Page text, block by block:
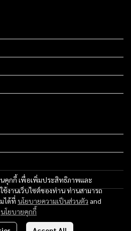
นคุกกี้ เพื่อเพิ่มประสิทธิภาพและ
งานเว็บไซต์ของท่าน ท่านสามารถ
ได้ที่ นโยบายความเป็นส่วนตัว and
นโยบายคุกกี้
mail@yourdomain.com